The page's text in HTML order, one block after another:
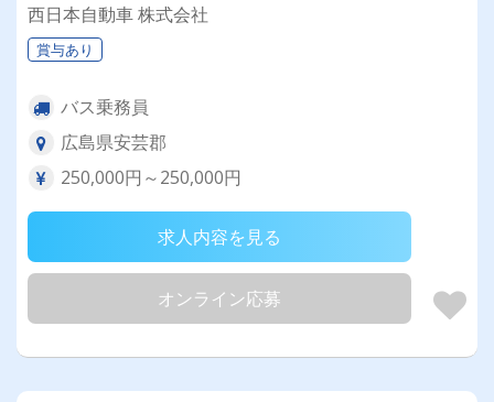
西日本自動車 株式会社
賞与あり
バス乗務員
広島県安芸郡
250,000円～250,000円
求人内容を見る
オンライン応募